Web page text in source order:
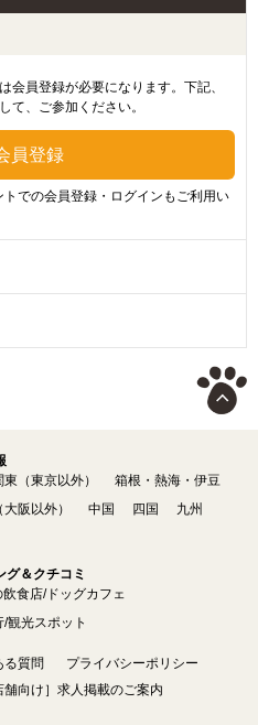
会員登録が必要になります。下記、
て、ご参加ください。
での会員登録・ログインもご利用い
東（東京以外）
箱根・熱海・伊豆
阪以外） 中国 四国
九州
グ＆クチコミ
食店/ドッグカフェ
観光スポット
る質問
プライバシーポリシー
舗向け］求人掲載のご案内